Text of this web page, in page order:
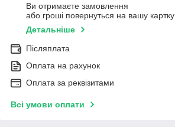
Ви отримаєте замовлення
або гроші повернуться на вашу картку
Детальніше
Післяплата
Оплата на рахунок
Оплата за реквізитами
Всі умови оплати